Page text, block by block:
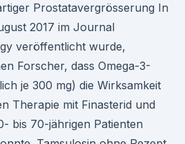
Prostatavergrösserung In
2017 im Journal
veröffentlicht wurde,
Forscher, dass Omega-3-
je 300 mg) die Wirksamkeit
Therapie mit Finasterid und
bis 70-jährigen Patienten